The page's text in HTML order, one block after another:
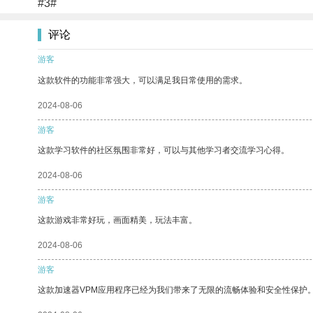
#3#
评论
游客
这款软件的功能非常强大，可以满足我日常使用的需求。
2024-08-06
游客
这款学习软件的社区氛围非常好，可以与其他学习者交流学习心得。
2024-08-06
游客
这款游戏非常好玩，画面精美，玩法丰富。
2024-08-06
游客
这款加速器VPM应用程序已经为我们带来了无限的流畅体验和安全性保护